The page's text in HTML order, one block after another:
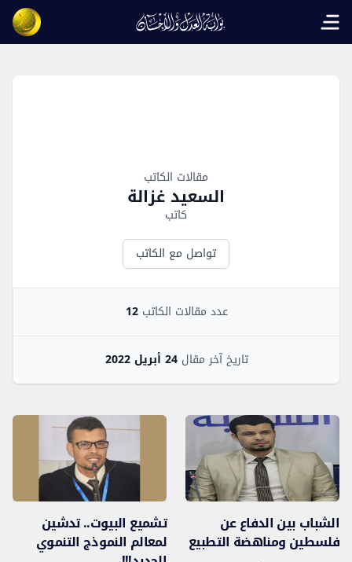
Open main menu
مقالات الكاتب
السعيد غزالة
كاتب
تواصل مع الكاتب
عدد مقالات الكاتب 12
تاريخ آخر مقال 24 أبريل 2022
الشباب بين الدفاع عن
فلسطين ومناهضة التطبيع
تشميع البيوت.. تدشين
لمعالم النموذج التنموي